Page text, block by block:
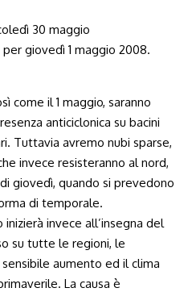
come il 1 maggio, saranno
anticiclonica su bacini
Tuttavia avremo nubi sparse,
invece resisteranno al nord,
giovedì, quando si prevedono
di temporale.
invece all’insegna del
su tutte le regioni, le
aumento ed il clima
La causa è